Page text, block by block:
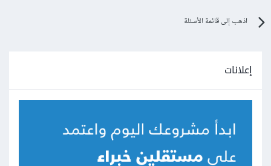
اذهب إلى قائمة الأسئلة
إعلانات